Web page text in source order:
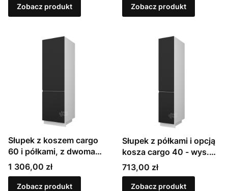
Zobacz produkt Zobacz produkt
Słupek z koszem cargo
60 i półkami, z dwoma
frontami - wys. 207 cm |
Sevilla
Cena
1 306,00 zł
Zobacz produkt
Słupek z półkami i opcją
kosza cargo 40 - wys.
207 cm | Sevilla
(2D14K40)
Cena
713,00 zł
Zobacz produkt